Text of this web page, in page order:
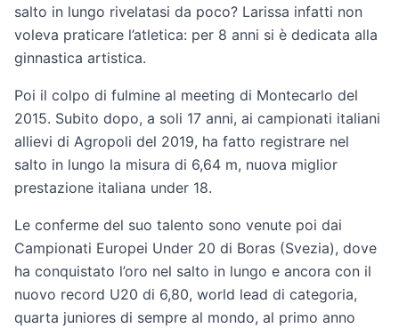
salto in lungo rivelatasi da poco? Larissa infatti non
voleva praticare l’atletica: per 8 anni si è dedicata alla
ginnastica artistica.
Poi il colpo di fulmine al meeting di Montecarlo del
2015. Subito dopo, a soli 17 anni, ai campionati italiani
allievi di Agropoli del 2019, ha fatto registrare nel
salto in lungo la misura di 6,64 m, nuova miglior
prestazione italiana under 18.
Le conferme del suo talento sono venute poi dai
Campionati Europei Under 20 di Boras (Svezia), dove
ha conquistato l’oro nel salto in lungo e ancora con il
nuovo record U20 di 6,80, world lead di categoria,
quarta juniores di sempre al mondo, al primo anno